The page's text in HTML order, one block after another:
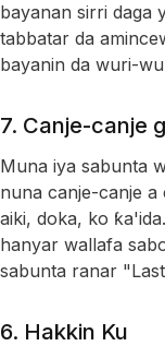
bayanan sirri daga
tabbatar da
bayanin da wuri-
7. Canje-canje
Muna iya sabunta
nuna canje-canje a
aiki, doka, ko
hanyar wallafa
sabunta ranar
6. Hakkin Ku